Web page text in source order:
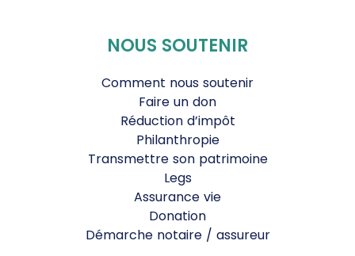
NOUS SOUTENIR
Comment nous soutenir
Faire un don
Réduction d’impôt
Philanthropie
Transmettre son patrimoine
Legs
Assurance vie
Donation
Démarche notaire / assureur